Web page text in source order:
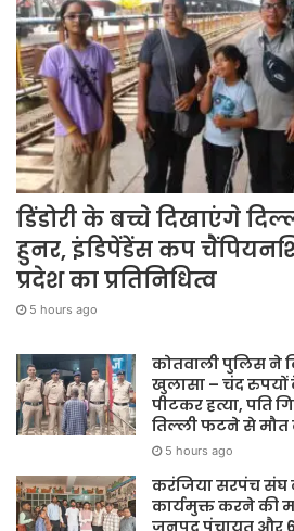
डिंडोरी के बच्चे दिखाएंगे
हुनर, इंडिपेंडेंस कप
प्रदेश का प्रतिनिधित्व
5 hours ago
कोतवाली पुलिस ने
खुलासा – चंद रुपयों
पीटकर हत्या, पति
तिल्ली फटने से मौत
5 hours ago
करंजिया सरपंच संघ
कार्यमुक्त करने की
जनपद पंचायत और